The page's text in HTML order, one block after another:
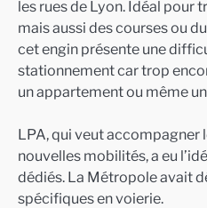
les rues de Lyon. Idéal pour
mais aussi des courses ou
cet engin présente une
stationnement car trop
un appartement ou même
LPA, qui veut accompagner
nouvelles mobilités, a eu
dédiés. La Métropole avait
spécifiques en voierie.